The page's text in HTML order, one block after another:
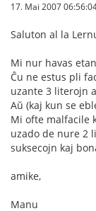
17. Mai 2007
Saluton al la
Mi nur havas
Ĉu ne estus pli
uzante 3 literojn
Aŭ (kaj kun se
Mi ofte malfacile
uzado de nure 2
suksecojn kaj
amike,
Manu